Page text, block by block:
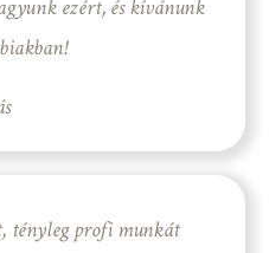
ezért, és kívánunk
tényleg profi munkát